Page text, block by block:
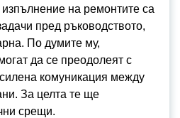
на ремонтите са
пред ръководството,
По думите му,
да се преодолеят с
комуникация между
За целта те ще
срещи.